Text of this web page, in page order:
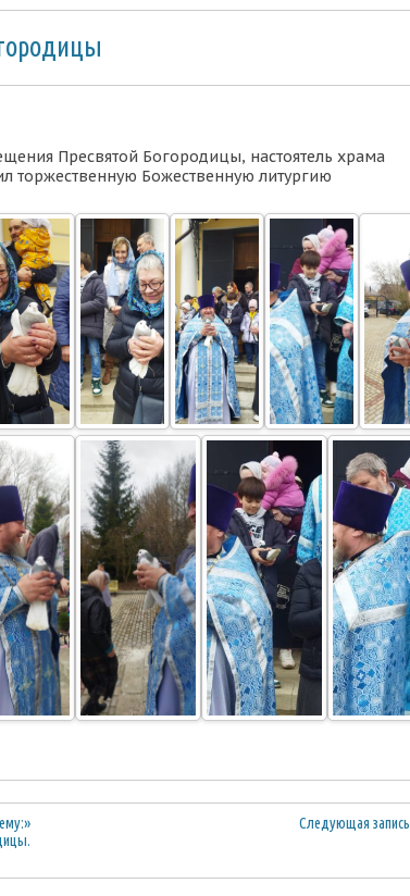
Пресвятой Богородицы, настоятель храма
торжественную Божественную литургию
Следующая запись